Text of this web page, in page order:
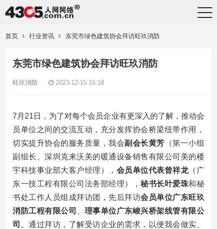
首页 行业资讯 东莞市绿色建筑协会拜访旺玖消防
东莞市绿色建筑协会拜访旺玖消防
旺玖消防 2023-12-15 16:18
7月21日，为了对每个会员企业有更深入的了解，推动会
员单位之间的交流互动，充分发挥协会桥梁纽带作用，
切实提升协会的服务质量，我会副会长黄芳 （第一小组
副组长、深圳克来沃美的暖通设备销售有限公司美的楼
宇科技事业部大客户经理）， 会员单位代表曾祥龙（广
东一技工程有限公司法务部经理），秘书长叶爱珠和秘
书处工作人员组成拜访团，先后拜访会员单位广东旺玖
消防工程有限公司
理事单位广东峻兴桥架线管有限公
司 。通过拜访，了解受访企业的需求，以便我会做实、